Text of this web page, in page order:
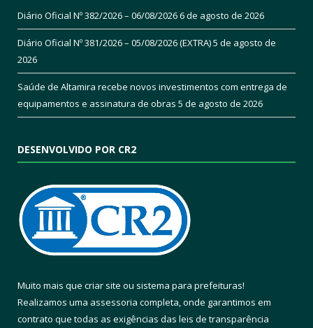
Diário Oficial Nº 382/2026 – 06/08/20266 de agosto de 2026
Diário Oficial Nº 381/2026 – 05/08/2026 (EXTRA)5 de agosto de
2026
Saúde de Altamira recebe novos investimentos com entrega de
equipamentos e assinatura de obras 5 de agosto de 2026
DESENVOLVIDO POR CR2
Muito mais que criar site ou sistema para prefeituras!
Realizamos uma assessoria completa, onde garantimos em
contrato que todas as exigências das leis de transparência